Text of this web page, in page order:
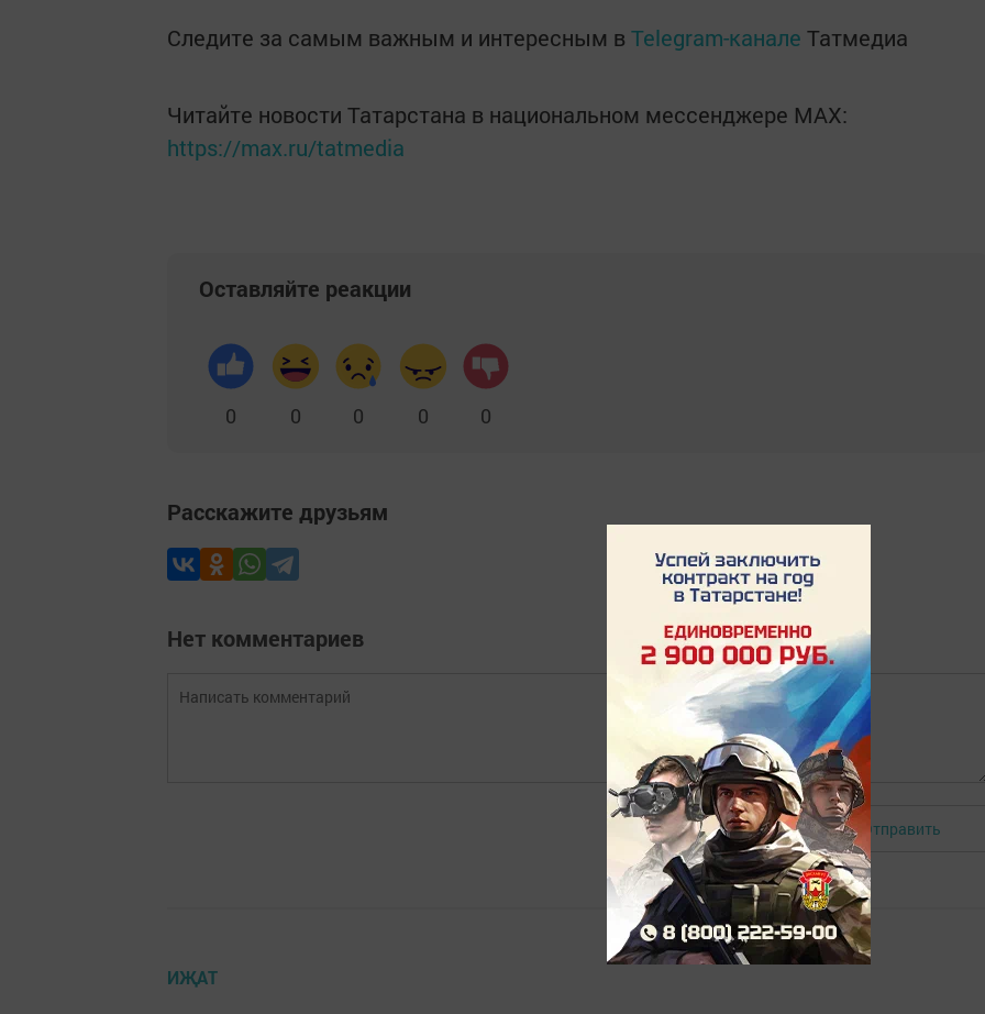
Следите за самым важным и интересным в Telegram-канале Татмедиа
Читайте новости Татарстана в национальном мессенджере MАХ:
https://max.ru/tatmedia
Оставляйте реакции
0 0 0 0 0
Расскажите друзьям
Нет комментариев
Авторизоваться Отправить
ИҖАТ